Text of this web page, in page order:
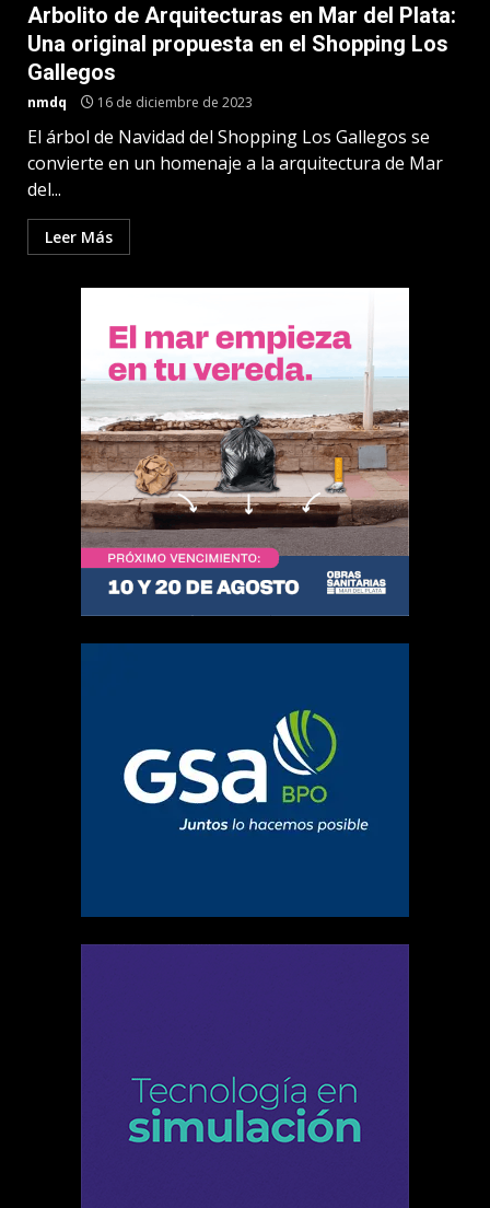
Arbolito de Arquitecturas en Mar del Plata:
Una original propuesta en el Shopping Los
Gallegos
nmdq 16 de diciembre de 2023
El árbol de Navidad del Shopping Los Gallegos se
convierte en un homenaje a la arquitectura de Mar
del...
Leer Más